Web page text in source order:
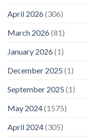
April 2026(306)
March 2026(81)
January 2026(1)
December 2025 (1)
September 2025 (1)
May 2024(1575)
April 2024(305)